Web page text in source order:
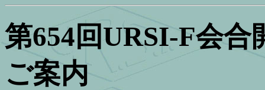
第654回URSI-F会合
ご案内